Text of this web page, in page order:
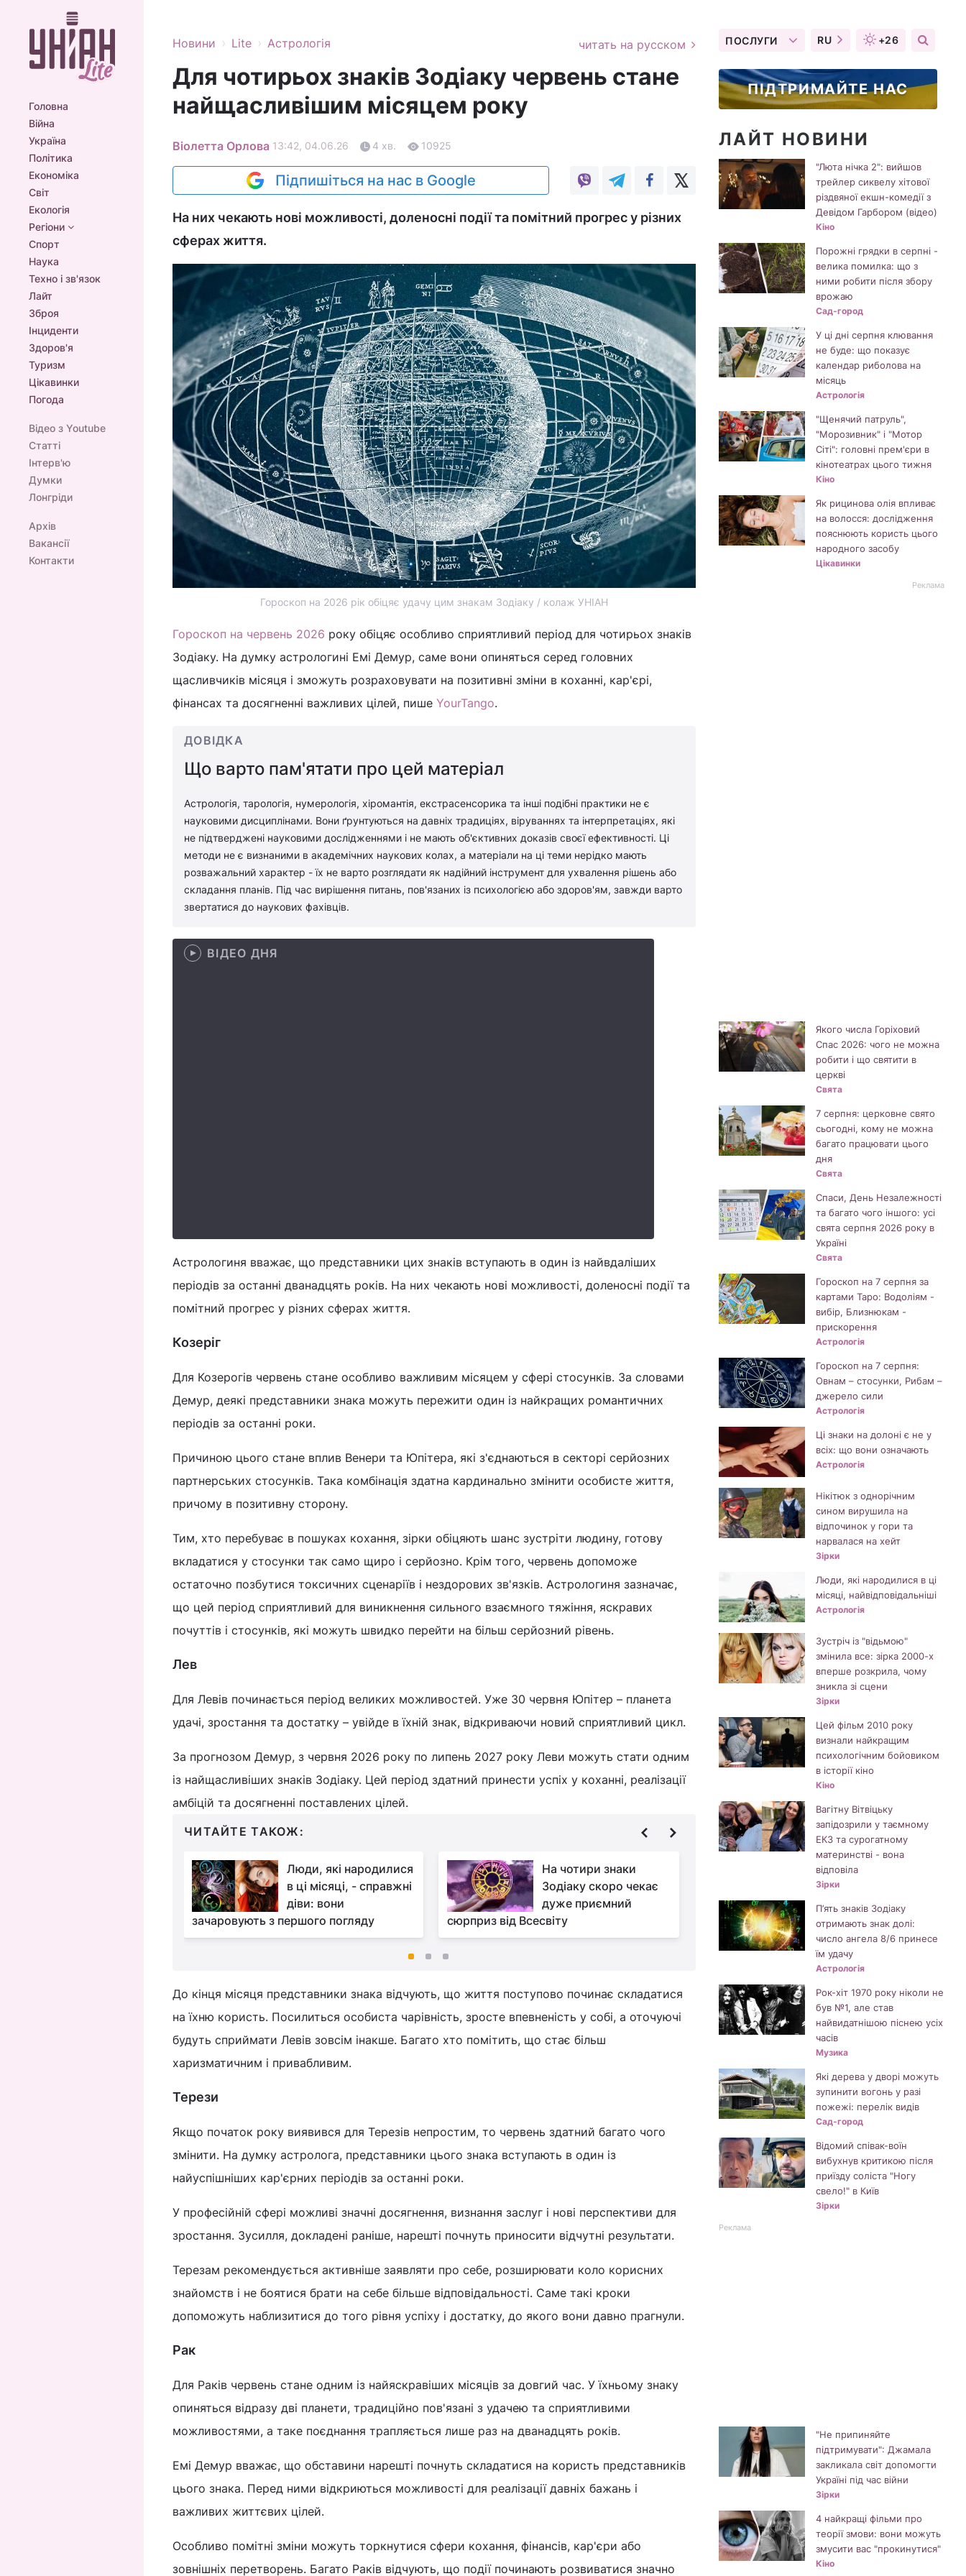
Головна
Війна
Україна
Політика
Економіка
Світ
Екологія
Регіони
Спорт
Наука
Техно і зв'язок
Лайт
Зброя
Інциденти
Здоров'я
Туризм
Цікавинки
Погода
Відео з Youtube
Статті
Інтерв'ю
Думки
Лонгріди
Архів
Вакансії
Контакти
Новини › Lite › Астрологія читать на русском
Для чотирьох знаків Зодіаку червень стане
найщасливішим місяцем року
Віолетта Орлова 13:42, 04.06.26 4 хв. 10925
Підпишіться на нас в Google
На них чекають нові можливості, доленосні події та помітний прогрес у різних
сферах життя.
Гороскоп на 2026 рік обіцяє удачу цим знакам Зодіаку / колаж УНІАН
Гороскоп на червень 2026 року обіцяє особливо сприятливий період для чотирьох знаків
Зодіаку. На думку астрологині Емі Демур, саме вони опиняться серед головних
щасливчиків місяця і зможуть розраховувати на позитивні зміни в коханні, кар'єрі,
фінансах та досягненні важливих цілей, пише YourTango.
ДОВІДКА
Що варто пам'ятати про цей матеріал
Астрологія, тарологія, нумерологія, хіромантія, екстрасенсорика та інші подібні практики не є
науковими дисциплінами. Вони ґрунтуються на давніх традиціях, віруваннях та інтерпретаціях, які
не підтверджені науковими дослідженнями і не мають об'єктивних доказів своєї ефективності. Ці
методи не є визнаними в академічних наукових колах, а матеріали на ці теми нерідко мають
розважальний характер - їх не варто розглядати як надійний інструмент для ухвалення рішень або
складання планів. Під час вирішення питань, пов'язаних із психологією або здоров'ям, завжди варто
звертатися до наукових фахівців.
ВІДЕО ДНЯ
Астрологиня вважає, що представники цих знаків вступають в один із найвдаліших
періодів за останні дванадцять років. На них чекають нові можливості, доленосні події та
помітний прогрес у різних сферах життя.
Козеріг
Для Козерогів червень стане особливо важливим місяцем у сфері стосунків. За словами
Демур, деякі представники знака можуть пережити один із найкращих романтичних
періодів за останні роки.
Причиною цього стане вплив Венери та Юпітера, які з'єднаються в секторі серйозних
партнерських стосунків. Така комбінація здатна кардинально змінити особисте життя,
причому в позитивну сторону.
Тим, хто перебуває в пошуках кохання, зірки обіцяють шанс зустріти людину, готову
вкладатися у стосунки так само щиро і серйозно. Крім того, червень допоможе
остаточно позбутися токсичних сценаріїв і нездорових зв'язків. Астрологиня зазначає,
що цей період сприятливий для виникнення сильного взаємного тяжіння, яскравих
почуттів і стосунків, які можуть швидко перейти на більш серйозний рівень.
Лев
Для Левів починається період великих можливостей. Уже 30 червня Юпітер – планета
удачі, зростання та достатку – увійде в їхній знак, відкриваючи новий сприятливий цикл.
За прогнозом Демур, з червня 2026 року по липень 2027 року Леви можуть стати одним
із найщасливіших знаків Зодіаку. Цей період здатний принести успіх у коханні, реалізації
амбіцій та досягненні поставлених цілей.
ЧИТАЙТЕ ТАКОЖ:
Люди, які народилися
в ці місяці, - справжні
діви: вони
зачаровують з першого погляду
На чотири знаки
Зодіаку скоро чекає
дуже приємний
сюрприз від Всесвіту
Названо
найнезалежніші знаки
Зодіаку: вони завжди
йдуть своїм шляхом
До кінця місяця представники знака відчують, що життя поступово починає складатися
на їхню користь. Посилиться особиста чарівність, зросте впевненість у собі, а оточуючі
будуть сприймати Левів зовсім інакше. Багато хто помітить, що стає більш
харизматичним і привабливим.
Терези
Якщо початок року виявився для Терезів непростим, то червень здатний багато чого
змінити. На думку астролога, представники цього знака вступають в один із
найуспішніших кар'єрних періодів за останні роки.
У професійній сфері можливі значні досягнення, визнання заслуг і нові перспективи для
зростання. Зусилля, докладені раніше, нарешті почнуть приносити відчутні результати.
Терезам рекомендується активніше заявляти про себе, розширювати коло корисних
знайомств і не боятися брати на себе більше відповідальності. Саме такі кроки
допоможуть наблизитися до того рівня успіху і достатку, до якого вони давно прагнули.
Рак
Для Раків червень стане одним із найяскравіших місяців за довгий час. У їхньому знаку
опиняться відразу дві планети, традиційно пов'язані з удачею та сприятливими
можливостями, а таке поєднання трапляється лише раз на дванадцять років.
Емі Демур вважає, що обставини нарешті почнуть складатися на користь представників
цього знака. Перед ними відкриються можливості для реалізації давніх бажань і
важливих життєвих цілей.
Особливо помітні зміни можуть торкнутися сфери кохання, фінансів, кар'єри або
зовнішніх перетворень. Багато Раків відчують, що події починають розвиватися значно
ПОСЛУГИ RU +26
ПІДТРИМАЙТЕ НАС
ЛАЙТ НОВИНИ
"Люта нічка 2": вийшов
трейлер сиквелу хітової
різдвяної екшн-комедії з
Девідом Гарбором (відео)
Кіно
Порожні грядки в серпні -
велика помилка: що з
ними робити після збору
врожаю
Сад-город
У ці дні серпня клювання
не буде: що показує
календар риболова на
місяць
Астрологія
"Щенячий патруль",
"Морозивник" і "Мотор
Сіті": головні прем'єри в
кінотеатрах цього тижня
Кіно
Як рицинова олія впливає
на волосся: дослідження
пояснюють користь цього
народного засобу
Цікавинки
Реклама
Якого числа Горіховий
Спас 2026: чого не можна
робити і що святити в
церкві
Свята
7 серпня: церковне свято
сьогодні, кому не можна
багато працювати цього
дня
Свята
Спаси, День Незалежності
та багато чого іншого: усі
свята серпня 2026 року в
Україні
Свята
Гороскоп на 7 серпня за
картами Таро: Водоліям -
вибір, Близнюкам -
прискорення
Астрологія
Гороскоп на 7 серпня:
Овнам – стосунки, Рибам –
джерело сили
Астрологія
Ці знаки на долоні є не у
всіх: що вони означають
Астрологія
Нікітюк з однорічним
сином вирушила на
відпочинок у гори та
нарвалася на хейт
Зірки
Люди, які народилися в ці
місяці, найвідповідальніші
Астрологія
Зустріч із "відьмою"
змінила все: зірка 2000-х
вперше розкрила, чому
зникла зі сцени
Зірки
Цей фільм 2010 року
визнали найкращим
психологічним бойовиком
в історії кіно
Кіно
Вагітну Вітвіцьку
запідозрили у таємному
ЕКЗ та сурогатному
материнстві - вона
відповіла
Зірки
П’ять знаків Зодіаку
отримають знак долі:
число ангела 8/6 принесе
їм удачу
Астрологія
Рок-хіт 1970 року ніколи не
був №1, але став
найвидатнішою піснею усіх
часів
Музика
Які дерева у дворі можуть
зупинити вогонь у разі
пожежі: перелік видів
Сад-город
Відомий співак-воїн
вибухнув критикою після
приїзду соліста "Ногу
свело!" в Київ
Зірки
Реклама
"Не припиняйте
підтримувати": Джамала
закликала світ допомогти
Україні під час війни
Зірки
4 найкращі фільми про
теорії змови: вони можуть
змусити вас "прокинутися"
Кіно